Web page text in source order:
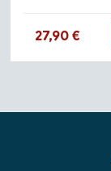
Hinta nyt
27,90 €